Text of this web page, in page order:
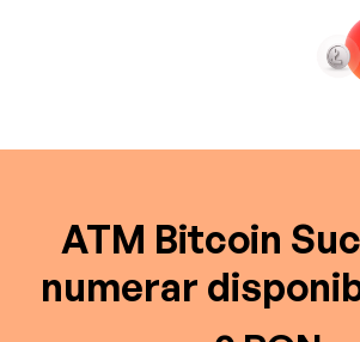
ATM Bitcoin
numerar